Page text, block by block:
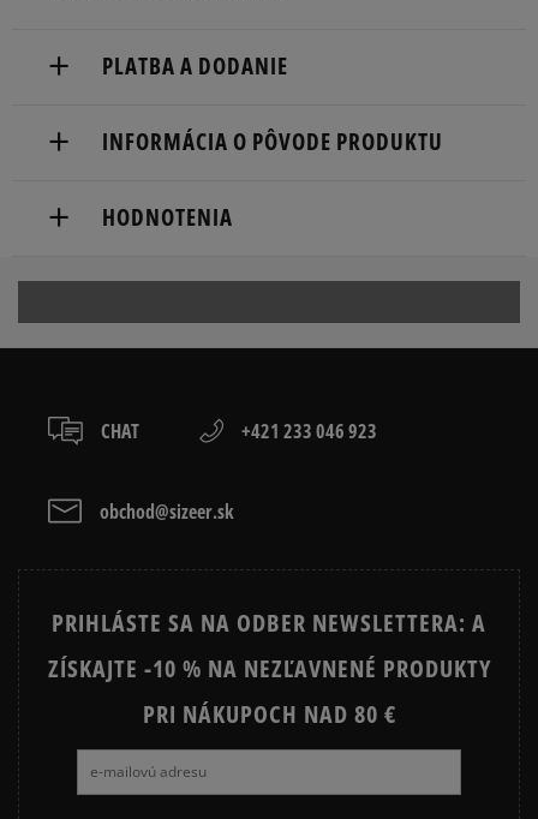
PLATBA A DODANIE
Dostupné spôsoby doručenia:
slovenská pošta - na adresu,
osobné prevzatie v predajni.
kartou,
INFORMÁCIA O PÔVODE PRODUKTU
Hoogoorddreef 9a
HODNOTENIA
CHAT +421 233 046 923
obchod@sizeer.sk
PRIHLÁSTE SA NA ODBER NEWSLETTERA: A
ZÍSKAJTE -10 % NA NEZĽAVNENÉ PRODUKTY
PRI NÁKUPOCH NAD 80 €